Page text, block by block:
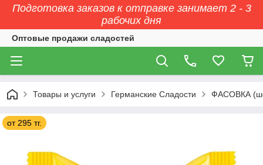
Подготовка заказов к отправке занимает 2 - 3
рабочих дня
Оптовые продажи сладостей
Товары и услуги Германские Сладости ФАСОВКА
от 295 тг.